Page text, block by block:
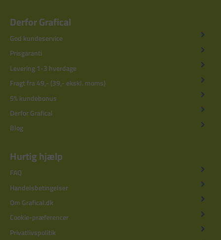
Derfor Grafical
God kundeservice
Prisgaranti
Levering 1-3 hverdage
Fragt fra 49,- (39,- ekskl. moms)
5% kundebonus
Derfor Grafical
Blog
Hurtig hjælp
FAQ
Handelsbetingelser
Om Grafical.dk
Cookie-præferencer
Privatlivspolitik